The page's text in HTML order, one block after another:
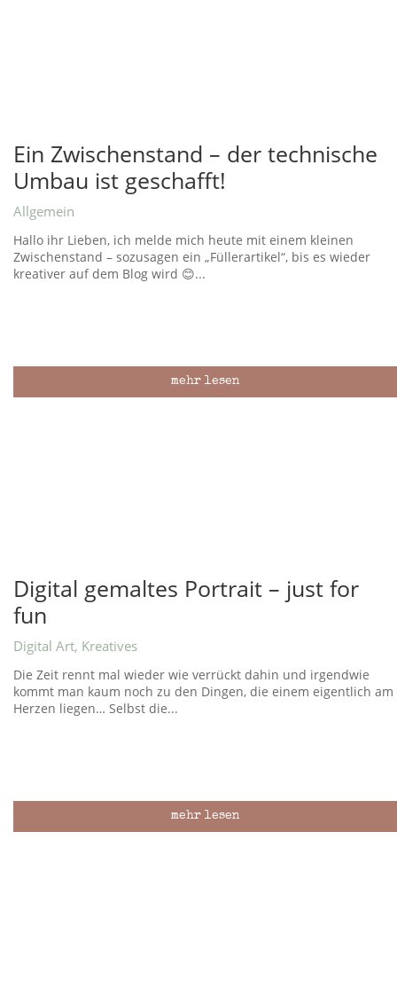
Ein Zwischenstand – der technische
Umbau ist geschafft!
Allgemein
Hallo ihr Lieben, ich melde mich heute mit einem kleinen
Zwischenstand – sozusagen ein „Füllerartikel“, bis es wieder
kreativer auf dem Blog wird 😊...
mehr lesen
Digital gemaltes Portrait – just for
fun
Digital Art, Kreatives
Die Zeit rennt mal wieder wie verrückt dahin und irgendwie
kommt man kaum noch zu den Dingen, die einem eigentlich am
Herzen liegen… Selbst die...
mehr lesen